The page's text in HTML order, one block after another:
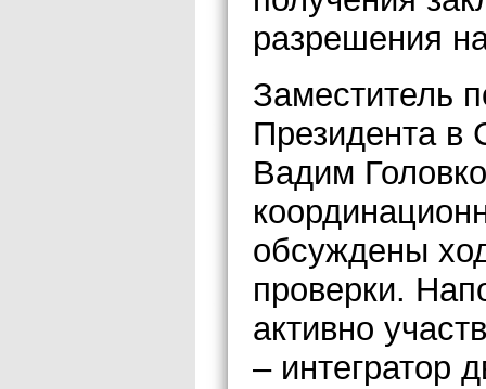
разрешения
Заместитель
Президента в
Вадим
обсуждены
проверки.
активно
– интегратор